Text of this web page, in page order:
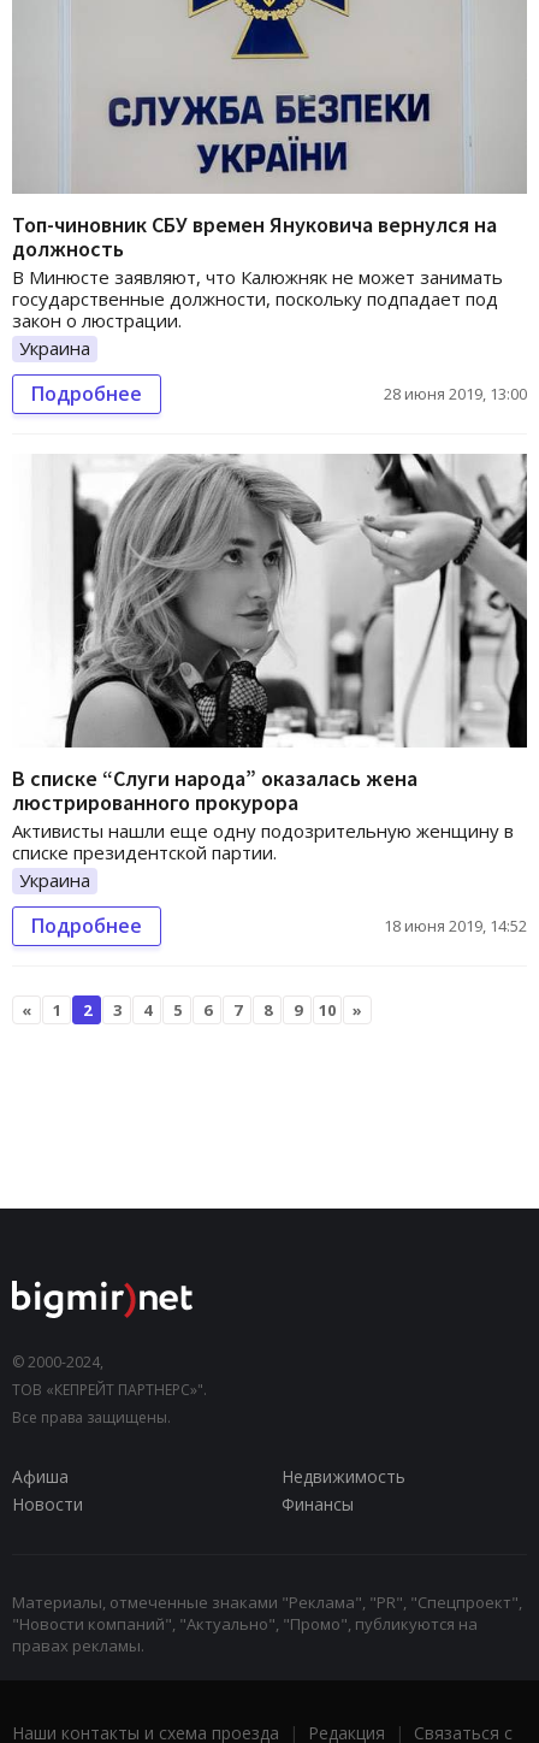
Топ-чиновник СБУ времен Януковича вернулся на
должность
В Минюсте заявляют, что Калюжняк не может занимать
государственные должности, поскольку подпадает под
закон о люстрации.
Украина
Подробнее 28 июня 2019, 13:00
В списке “Слуги народа” оказалась жена
люстрированного прокурора
Активисты нашли еще одну подозрительную женщину в
списке президентской партии.
Украина
Подробнее 18 июня 2019, 14:52
« 1 2 3 4 5 6 7 8 9 10 »
© 2000-2024,
ТОВ «КЕПРЕЙТ ПАРТНЕРС»".
Все права защищены.
Афиша
Недвижимость
Новости
Финансы
Материалы, отмеченные знаками "Реклама", "PR", "Спецпроект",
"Новости компаний", "Актуально", "Промо", публикуются на
правах рекламы.
Наши контакты и схема проезда | Редакция | Связаться с